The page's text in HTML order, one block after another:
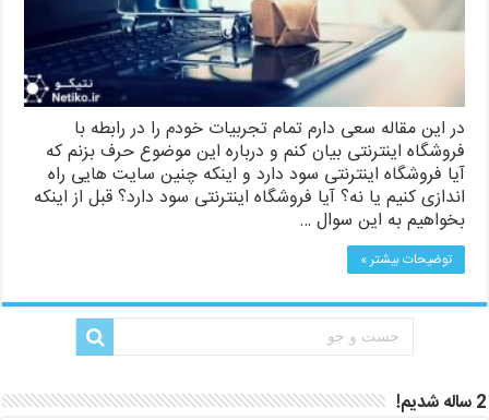
در این مقاله سعی دارم تمام تجربیات خودم را در رابطه با
فروشگاه اینترنتی بیان کنم و درباره این موضوع حرف بزنم که
آیا فروشگاه اینترنتی سود دارد و اینکه چنین سایت هایی راه
اندازی کنیم یا نه؟ آیا فروشگاه اینترنتی سود دارد؟ قبل از اینکه
بخواهیم به این سوال …
توضیحات بیشتر »
2 ساله شدیم!